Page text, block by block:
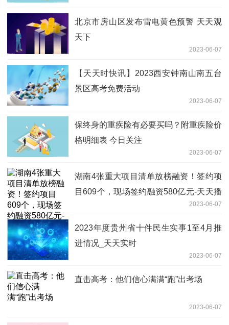
北京市房山区发布雷电黄色预警 天天观
天下
2023-06-07
【天天时快讯】2023西安钟南山南五台
景区高考免费活动
2023-06-07
保终身的重疾险有必要买吗？附重疾险价
格明细表 今日关注
2023-06-07
湖南4张重大项目清单放榜融资！签约项
目609个，现场签约融资580亿元-天天播
2023-06-07
2023年度贵州省十件民生实事1至4月推
进情况_天天实时
2023-06-07
直击高考：他们信心满满“跑”出考场
2023-06-07